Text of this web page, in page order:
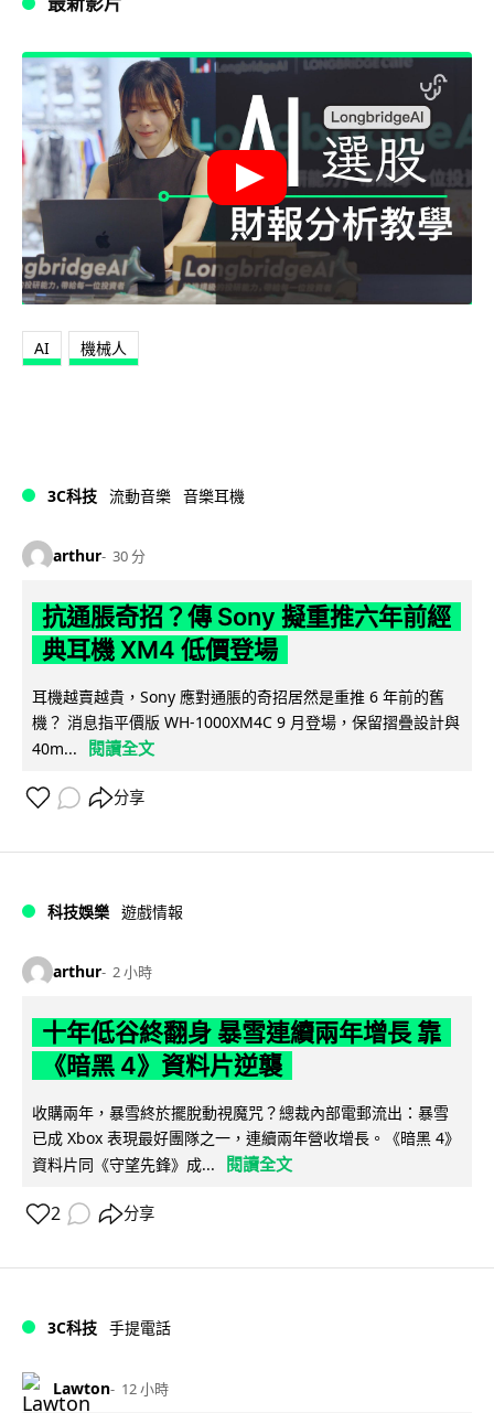
AI 機械人
3C科技 流動音樂 音樂耳機
arthur 30 分
抗通脹奇招？傳 Sony 擬重推六年前經
典耳機 XM4 低價登場
耳機越賣越貴，Sony 應對通脹的奇招居然是重推 6 年前的舊
機？ 消息指平價版 WH-1000XM4C 9 月登場，保留摺疊設計與
40m...
閱讀全文
分享
科技娛樂 遊戲情報
arthur 2 小時
十年低谷終翻身 暴雪連續兩年增長 靠
《暗黑 4》資料片逆襲
收購兩年，暴雪終於擺脫動視魔咒？總裁內部電郵流出：暴雪
已成 Xbox 表現最好團隊之一，連續兩年營收增長。《暗黑 4》
資料片同《守望先鋒》成...
閱讀全文
2 分享
3C科技 手提電話
Lawton 12 小時